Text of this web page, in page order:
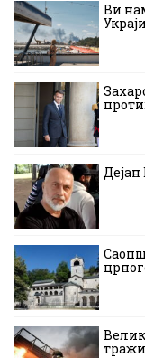
Ви